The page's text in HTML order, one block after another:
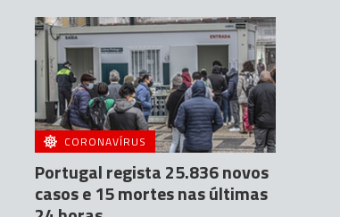
CORONAVÍRUS
Portugal regista 25.836 novos
casos e 15 mortes nas últimas